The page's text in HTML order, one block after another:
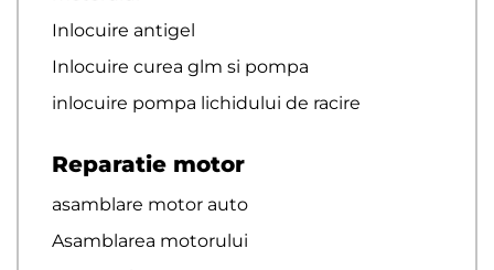
Inlocuire antigel
Inlocuire curea glm si pompa
inlocuire pompa lichidului de racire
Reparatie motor
asamblare motor auto
Asamblarea motorului